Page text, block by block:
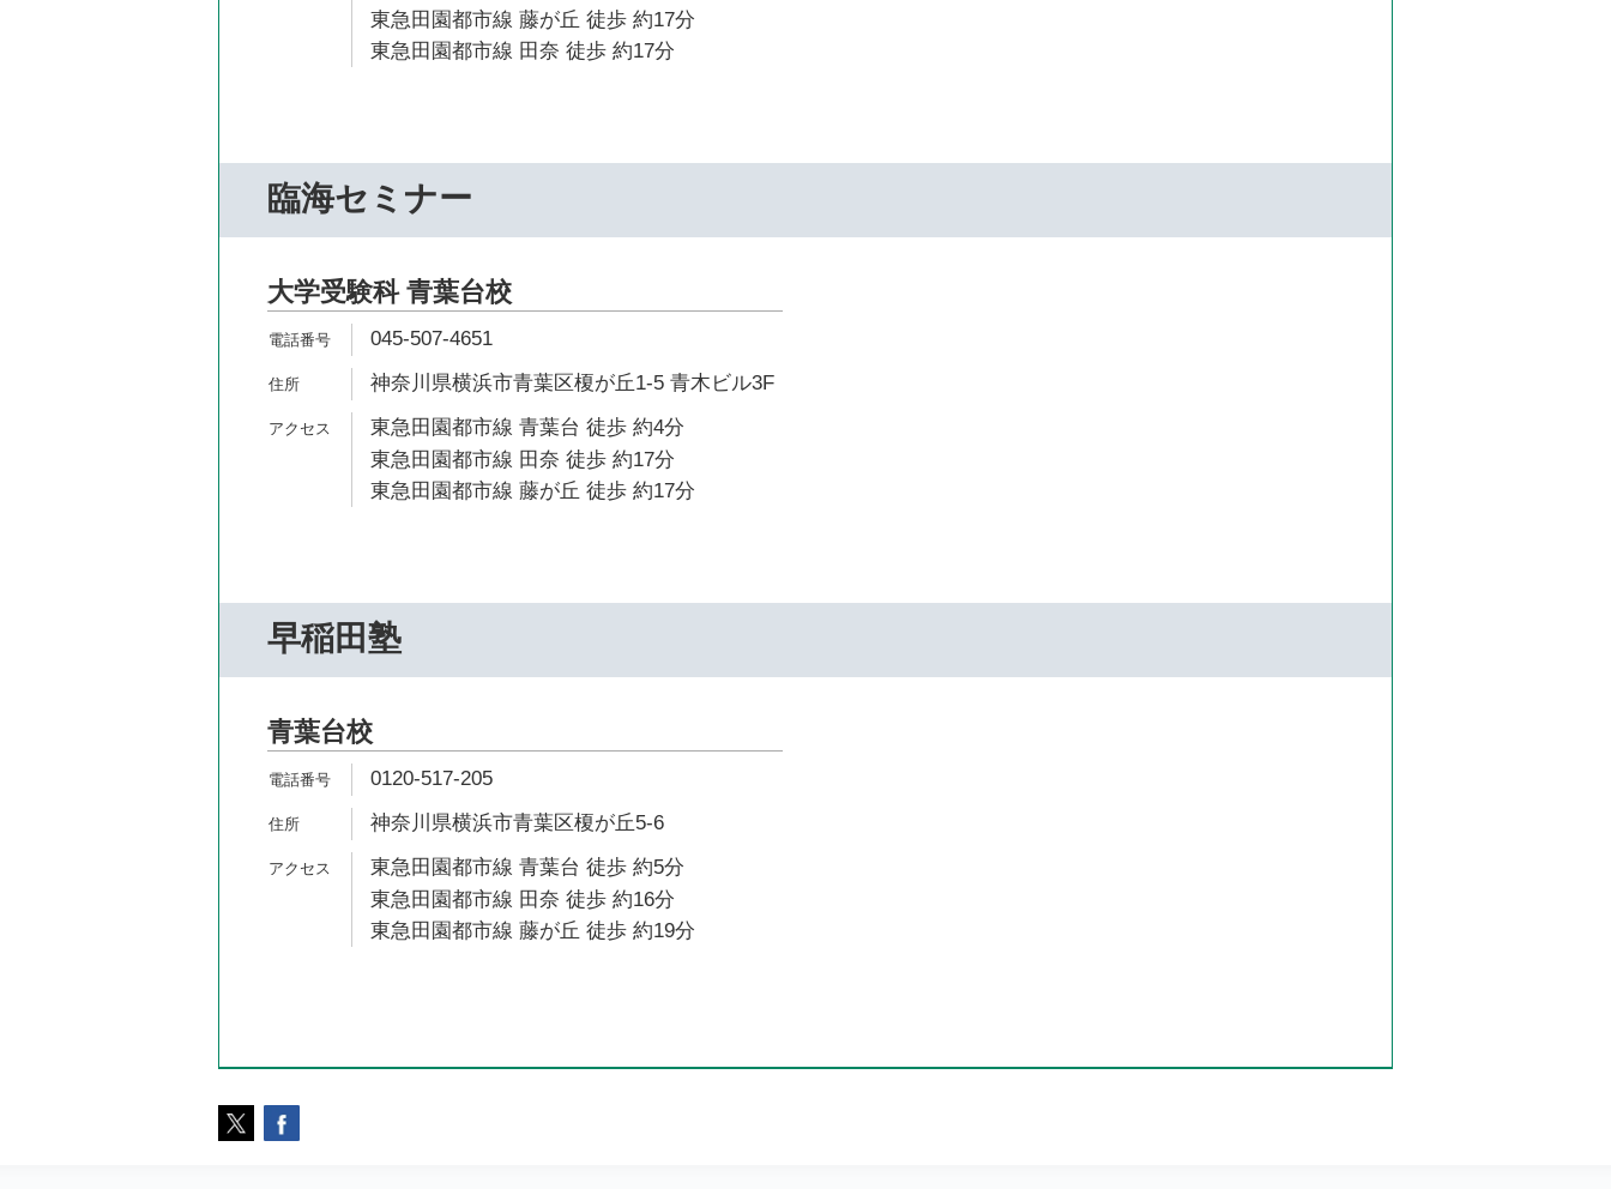
東急田園都市線 藤が丘 徒歩 約17分
東急田園都市線 田奈 徒歩 約17分
臨海セミナー
大学受験科 青葉台校
045-507-4651
神奈川県横浜市青葉区榎が丘1-5 青木ビル3F
東急田園都市線 青葉台 徒歩 約4分
東急田園都市線 田奈 徒歩 約17分
東急田園都市線 藤が丘 徒歩 約17分
早稲田塾
青葉台校
0120-517-205
神奈川県横浜市青葉区榎が丘5-6
東急田園都市線 青葉台 徒歩 約5分
東急田園都市線 田奈 徒歩 約16分
東急田園都市線 藤が丘 徒歩 約19分